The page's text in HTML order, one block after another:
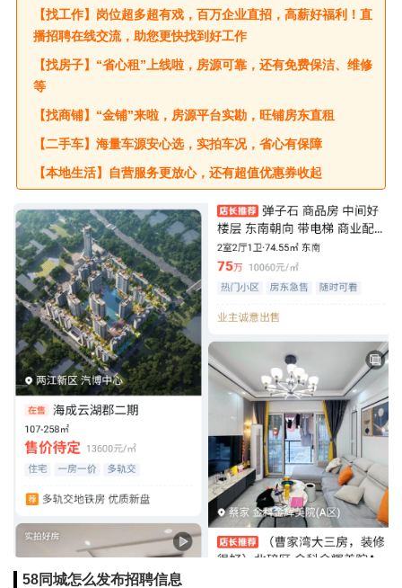
【找工作】岗位超多超有戏，百万企业直招，高薪好福利！直
播招聘在线交流，助您更快找到好工作
【找房子】“省心租”上线啦，房源可靠，还有免费保洁、 维修
等
【找商铺】“金铺”来啦，房源平台实勘，旺铺房东直租
【二手车】海量车源安心选，实拍车况，省心有保障
【本地生活】自营服务更放心，还有超值优惠券收起
58同城怎么发布招聘信息